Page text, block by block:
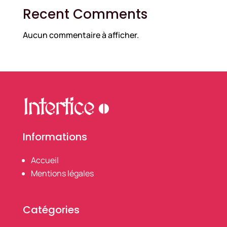
Recent Comments
Aucun commentaire à afficher.
Informations
Accueil
Mentions légales
Catégories